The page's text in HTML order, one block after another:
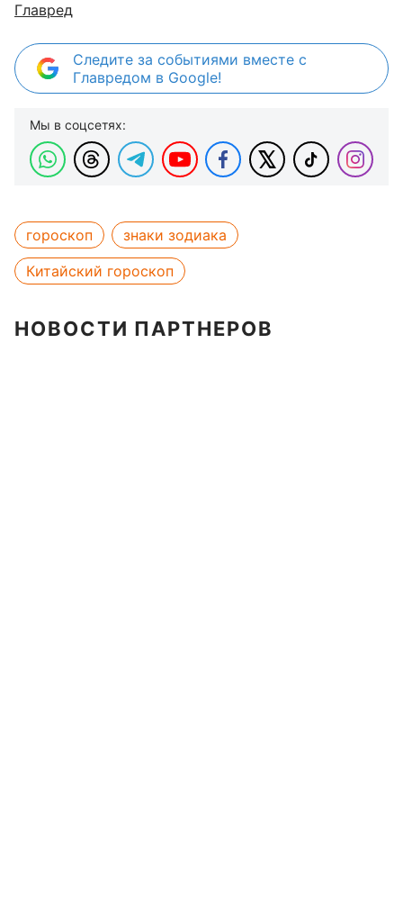
Главред
Следите за событиями вместе с
Главредом в Google!
Мы в соцсетях:
гороскоп
знаки зодиака
Китайский гороскоп
НОВОСТИ ПАРТНЕРОВ